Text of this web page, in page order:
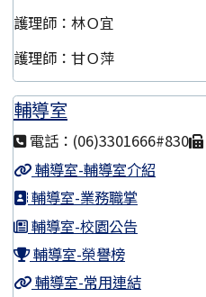
護理師：林Ｏ宜
護理師：甘Ｏ萍
輔導室
電話：(06)3301666#830
輔導室-輔導室介紹
輔導室-業務職掌
輔導室-校園公告
輔導室-榮譽榜
輔導室-常用連結